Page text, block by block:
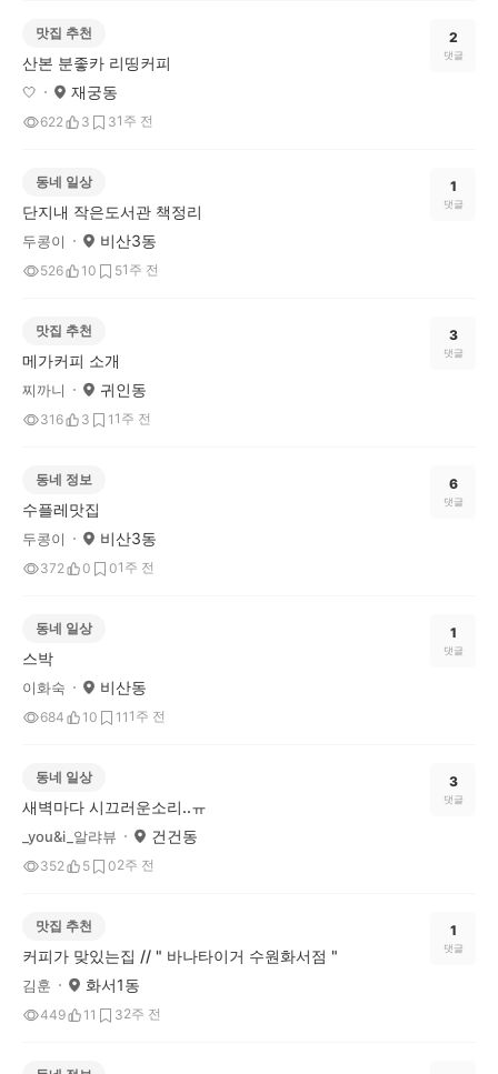
맛집 추천
산본 분좋카 리띵커피
🤍 재궁동
622 3 31주 전
2
댓글
동네 일상
단지내 작은도서관 책정리
두콩이 비산3동
526 10 51주 전
1
댓글
맛집 추천
메가커피 소개
찌까니 귀인동
316 3 1 1주 전
3
댓글
동네 정보
수플레맛집
두콩이 비산3동
372 0 01주 전
6
댓글
동네 일상
스박
이화숙 비산동
684 10 11 1주 전
1
댓글
동네 일상
새벽마다 시끄러운소리..ㅠ
_you&i_알랴뷰 건건동
352 5 02주 전
3
댓글
맛집 추천
커피가 맞있는집 // " 바나타이거 수원화서점 "
김훈 화서1동
449 11 32주 전
1
댓글